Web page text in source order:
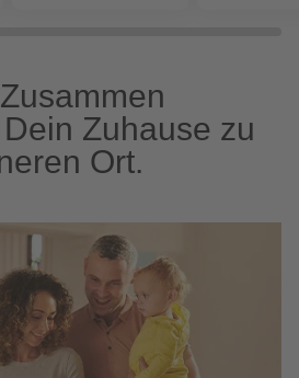
Zuhause zu
Ort.